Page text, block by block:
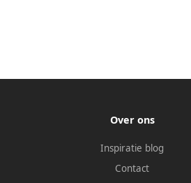
Over ons
Inspiratie blog
Contact